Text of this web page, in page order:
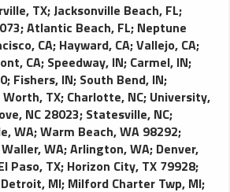
TX;Jacksonville Beach, FL;
;Atlantic Beach, FL; Neptune
CA; Hayward, CA;Vallejo, CA;
CA; Speedway, IN; Carmel, IN;
; Fishers, IN; South Bend, IN;
TX; Charlotte, NC; University,
NC 28023; Statesville, NC;
WA;Warm Beach, WA 98292;
Waller, WA;Arlington, WA; Denver,
Paso, TX; Horizon City, TX 79928;
Detroit, MI; Milford Charter Twp, MI;